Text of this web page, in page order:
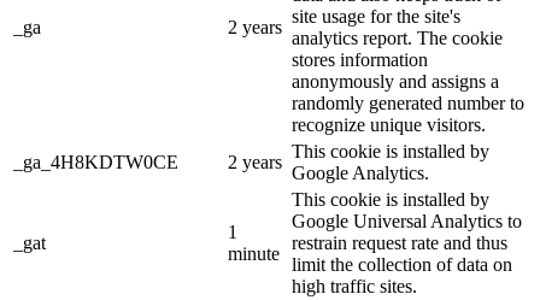
_ga 2 years
site usage for the site's
analytics report. The cookie
stores information
anonymously and assigns a
randomly generated number to
recognize unique visitors.
_ga_4H8KDTW0CE
2 years
This cookie is installed by
Google Analytics.
_gat
1
minute
This cookie is installed by
Google Universal Analytics to
restrain request rate and thus
limit the collection of data on
high traffic sites.